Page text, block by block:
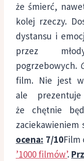
że śmierć,
kolej rzeczy.
dystansu i
przez
pogrzebowych.
film. Nie jest
ale
że chętnie
zaciekawieniem
ocena: 7/10Film
’1000 filmów’.